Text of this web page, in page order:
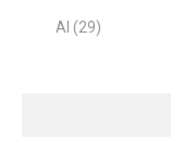
AI (29)